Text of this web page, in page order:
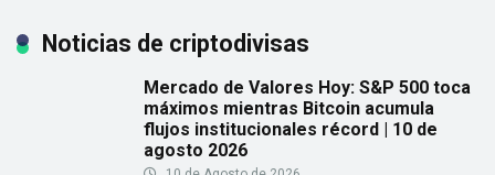
Noticias de criptodivisas
Mercado de Valores Hoy: S&P 500 toca
máximos mientras Bitcoin acumula
flujos institucionales récord | 10 de
agosto 2026